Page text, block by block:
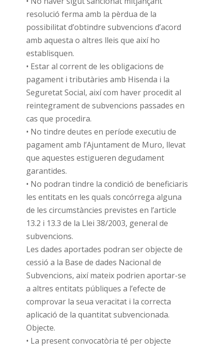
resolució ferma amb la pèrdua de la
possibilitat d’obtindre subvencions d’acord
amb aquesta o altres lleis que així ho
establisquen.
• Estar al corrent de les obligacions de
pagament i tributàries amb Hisenda i la
Seguretat Social, així com haver procedit al
reintegrament de subvencions passades en
cas que procedira.
• No tindre deutes en període executiu de
pagament amb l’Ajuntament de Muro, llevat
que aquestes estigueren degudament
garantides.
• No podran tindre la condició de beneficiaris
les entitats en les quals concórrega alguna
de les circumstàncies previstes en l’article
13.2 i 13.3 de la Llei 38/2003, general de
subvencions.
Les dades aportades podran ser objecte de
cessió a la Base de dades Nacional de
Subvencions, així mateix podrien aportar-se
a altres entitats públiques a l’efecte de
comprovar la seua veracitat i la correcta
aplicació de la quantitat subvencionada.
Objecte.
• La present convocatòria té per objecte